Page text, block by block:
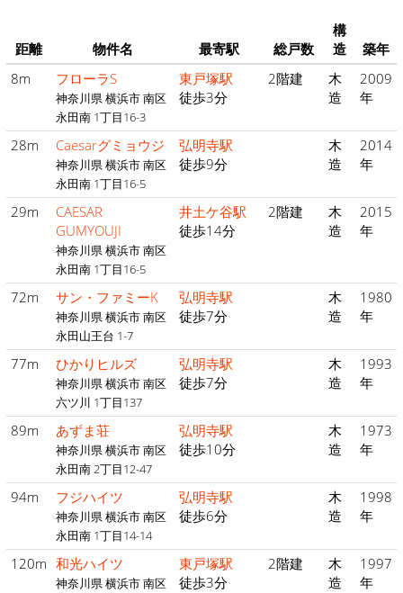
距離 物件名 最寄駅 総戸数
構
造
築年
8m
フローラS
神奈川県 横浜市 南区
永田南 1丁目16-3
東戸塚駅
徒歩3分
2階建
木
造
2009
年
28m Caesarグミョウジ
神奈川県 横浜市 南区
永田南 1丁目16-5
弘明寺駅
徒歩9分
木
造
2014
年
29m
CAESAR
GUMYOUJI
神奈川県 横浜市 南区
永田南 1丁目16-5
井土ケ谷駅
徒歩14分
2階建
木
造
2015
年
72m サン・ファミーK
神奈川県 横浜市 南区
永田山王台 1-7
弘明寺駅
徒歩7分
木
造
1980
年
77m ひかりヒルズ
神奈川県 横浜市 南区
六ツ川 1丁目137
弘明寺駅
徒歩7分
木
造
1993
年
89m あずま荘
神奈川県 横浜市 南区
永田南 2丁目12-47
弘明寺駅
徒歩10分
木
造
1973
年
94m フジハイツ
神奈川県 横浜市 南区
永田南 1丁目14-14
弘明寺駅
徒歩6分
木
造
1998
年
120m 和光ハイツ
神奈川県 横浜市 南区
東戸塚駅
徒歩3分
2階建
木
造
1997
年